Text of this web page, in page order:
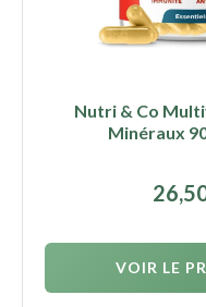
Nutri & Co
Minéraux
VOIR LE